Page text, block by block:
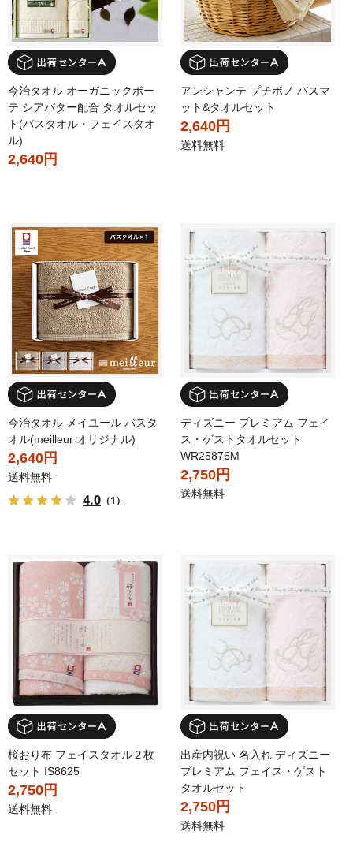
今治タオル オーガニックボー
テ シアバター配合 タオルセッ
ト(バスタオル・フェイスタオ
ル)
2,640円
アンシャンテ プチボノ バスマ
ット&タオルセット
2,640円
送料無料
今治タオル メイユール バスタ
オル(meilleur オリジナル)
2,640円
送料無料
4.0 （1）
ディズニー プレミアム フェイ
ス・ゲストタオルセット
WR25876M
2,750円
送料無料
桜おり布 フェイスタオル２枚
セット IS8625
2,750円
送料無料
出産内祝い 名入れ ディズニー
プレミアム フェイス・ゲスト
タオルセット
2,750円
送料無料